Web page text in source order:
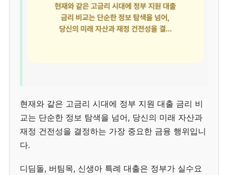
현재와 같은 고금리 시대에 정부 지원 대출 금리 비
교는 단순한 정보 탐색을 넘어, 당신의 미래 자산과
재정 건전성을 결정하는 가장 중요한 금융 행위입니
다.
디딤돌, 버팀목, 신생아 특례 대출은 정부가 실수요